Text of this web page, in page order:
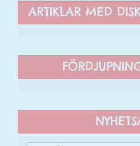
ARTIKLAR MED